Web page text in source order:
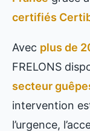
certifiés
Avec plus de
FRELONS
secteur
intervention
l’urgence,